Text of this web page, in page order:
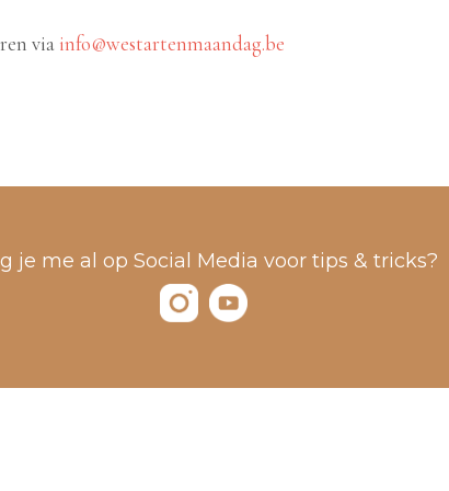
via info@westartenmaandag.be
je me al op Social Media voor tips & tricks?